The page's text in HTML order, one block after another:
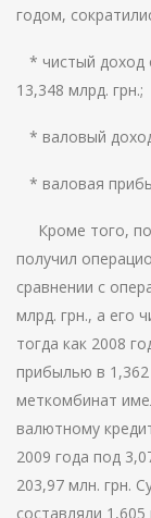
годом,
* чистый доход
13,348 млрд. грн.;
* валовый
* валовая
Кроме того,
получил
сравнении с
млрд. грн., а его
тогда как 2008
прибылью в 1,362
меткомбинат
валютному
2009 года под
203,97 млн. грн.
составляли 1,605